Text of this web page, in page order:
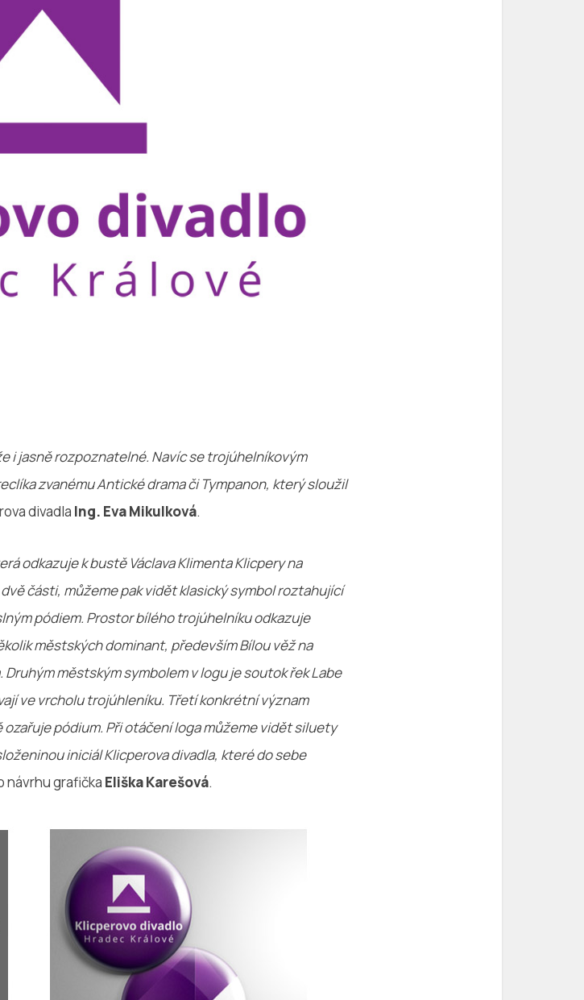
i jasně rozpoznatelné. Navíc se trojúhelníkovým
zvanému Antické drama či Tympanon, který sloužil
divadla Ing. Eva Mikulková.
odkazuje k bustě Václava Klimenta Klicpery na
části, můžeme pak vidět klasický symbol roztahující
pódiem. Prostor bílého trojúhelníku odkazuje
městských dominant, především Bílou věž na
městským symbolem v logu je soutok řek Labe
ve vrcholu trojúhleníku. Třetí konkrétní význam
pódium. Při otáčení loga můžeme vidět siluety
iniciál Klicperova divadla, které do sebe
grafička Eliška Karešová.